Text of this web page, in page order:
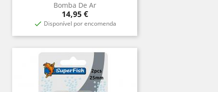
Bomba De Ar
Prix
14,95 €
 Disponível por encomenda